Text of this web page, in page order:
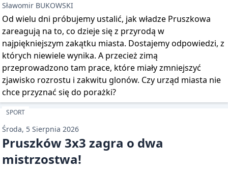
Sławomir BUKOWSKI
Od wielu dni próbujemy ustalić, jak władze Pruszkowa
zareagują na to, co dzieje się z przyrodą w
najpiękniejszym zakątku miasta. Dostajemy odpowiedzi, z
których niewiele wynika. A przecież zimą
przeprowadzono tam prace, które miały zmniejszyć
zjawisko rozrostu i zakwitu glonów. Czy urząd miasta nie
chce przyznać się do porażki?
SPORT
Środa, 5 Sierpnia 2026
Pruszków 3x3 zagra o dwa
mistrzostwa!